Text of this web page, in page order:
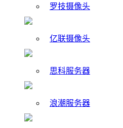
罗技摄像头
亿联摄像头
思科服务器
浪潮服务器